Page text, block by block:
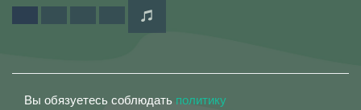
Вы обязуетесь соблюдать политику